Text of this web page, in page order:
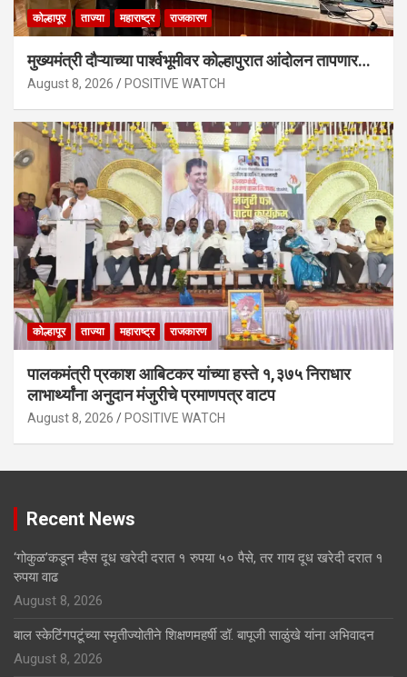
कोल्हापूर ताज्या महाराष्ट्र राजकारण
मुख्यमंत्री दौऱ्याच्या पार्श्वभूमीवर कोल्हापुरात आंदोलन तापणार…
August 8, 2026 POSITIVE WATCH
कोल्हापूर ताज्या महाराष्ट्र राजकारण
पालकमंत्री प्रकाश आबिटकर यांच्या हस्ते १,३७५ निराधार
लाभार्थ्यांना अनुदान मंजुरीचे प्रमाणपत्र वाटप
August 8, 2026 POSITIVE WATCH
Recent News
‘गोकुळ’कडून म्हैस दूध खरेदी दरात १ रुपया ५० पैसे, तर गाय दूध खरेदी दरात १
रुपया वाढ
August 8, 2026
बाल स्केटिंगपटूंच्या स्मृतीज्योतीने शिक्षणमहर्षी डॉ. बापूजी साळुंखे यांना अभिवादन
August 8, 2026